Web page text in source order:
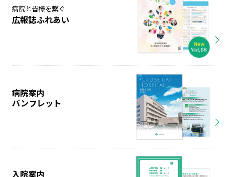
病院と皆様を繋ぐ
広報誌ふれあい
病院案内
パンフレット
入院案内